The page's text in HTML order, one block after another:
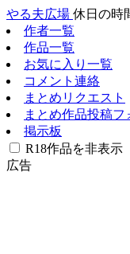
やる夫広場 休日の時
作者一覧
作品一覧
お気に入り一覧
コメント連絡
まとめリクエスト
まとめ作品投稿フ
掲示板
R18作品を非表示
広告